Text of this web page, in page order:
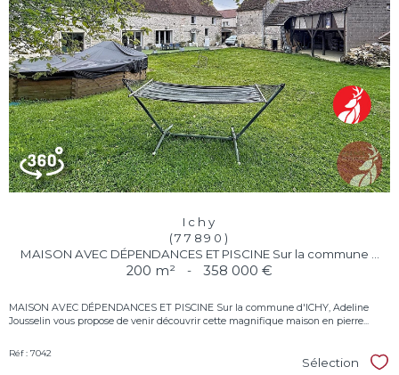
Ichy
(77890)
MAISON AVEC DÉPENDANCES ET PISCINE Sur la commune ...
200 m² - 358 000 €
MAISON AVEC DÉPENDANCES ET PISCINE Sur la commune d'ICHY, Adeline
Jousselin vous propose de venir découvrir cette magnifique maison en pierre...
Réf : 7042
Sélection